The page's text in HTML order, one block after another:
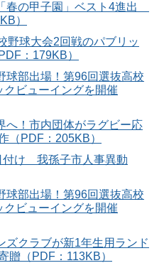
の甲子園」ベスト4進出
）
球大会2回戦のパブリッ
：179KB）
部出場！第96回選抜高校
ビューイングを開催
！市内団体がラグビー応
（PDF：205KB）
け 我孫子市人事異動
部出場！第96回選抜高校
ビューイングを開催
クラブが新1年生用ランド
贈（PDF：113KB）